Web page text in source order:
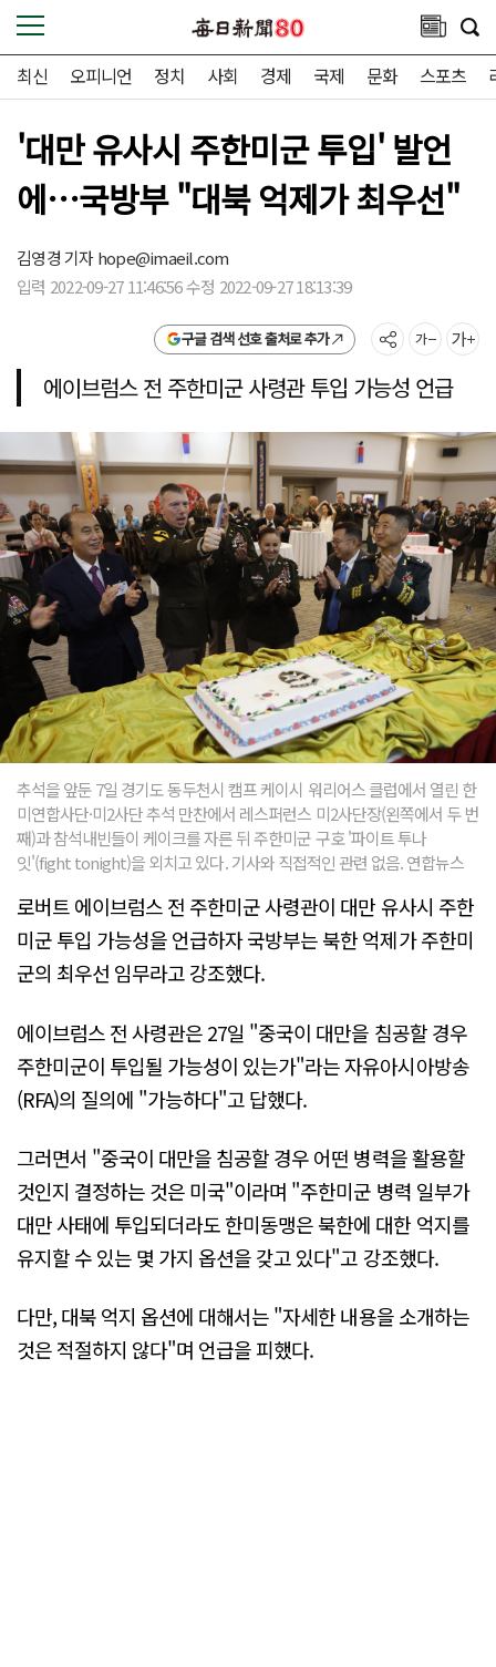
최신 오피니언 정치 사회 경제 국제 문화 스포츠
'대만 유사시 주한미군 투입' 발언
에…국방부 "대북 억제가 최우선"
김영경 기자hope@imaeil.com
입력 2022-09-27 11:46:56 수정 2022-09-27 18:13:39
구글 검색 선호 출처로 추가
에이브럼스 전 주한미군 사령관 투입 가능성 언급
추석을 앞둔 7일 경기도 동두천시 캠프 케이시 워리어스 클럽에서 열린 한
미연합사단·미2사단 추석 만찬에서 레스퍼런스 미2사단장(왼쪽에서 두 번
째)과 참석내빈들이 케이크를 자른 뒤 주한미군 구호 '파이트 투나
잇'(fight tonight)을 외치고 있다. 기사와 직접적인 관련 없음. 연합뉴스
로버트 에이브럼스 전 주한미군 사령관이 대만 유사시 주한
미군 투입 가능성을 언급하자 국방부는 북한 억제가 주한미
군의 최우선 임무라고 강조했다.
에이브럼스 전 사령관은 27일 "중국이 대만을 침공할 경우
주한미군이 투입될 가능성이 있는가"라는 자유아시아방송
(RFA)의 질의에 "가능하다"고 답했다.
그러면서 "중국이 대만을 침공할 경우 어떤 병력을 활용할
것인지 결정하는 것은 미국"이라며 "주한미군 병력 일부가
대만 사태에 투입되더라도 한미동맹은 북한에 대한 억지를
유지할 수 있는 몇 가지 옵션을 갖고 있다"고 강조했다.
다만, 대북 억지 옵션에 대해서는 "자세한 내용을 소개하는
것은 적절하지 않다"며 언급을 피했다.